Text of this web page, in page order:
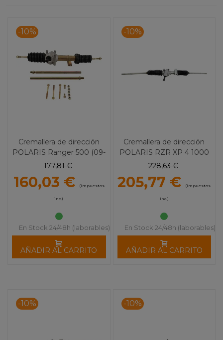
-10%
Cremallera de dirección
POLARIS Ranger 500 (09-
10) 1082
177,81 €
160,03 € (impuestos
inc.)
En Stock 24/48h (laborables)
AÑADIR AL CARRITO
-10%
Cremallera de dirección
POLARIS RZR XP 4 1000
1203
228,63 €
205,77 € (impuestos
inc.)
En Stock 24/48h (laborables)
AÑADIR AL CARRITO
-10% -10%